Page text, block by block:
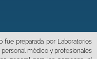
fue preparada por Laboratorios
personal médico y profesionales